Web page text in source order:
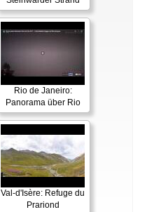
Rio de Janeiro:
Panorama über Rio
Val-d'Isère: Refuge du
Prariond